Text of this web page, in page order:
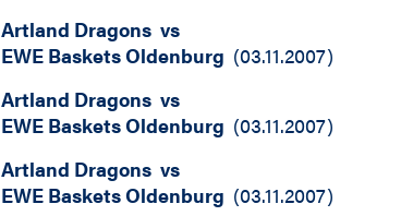
Artland Dragons vs
EWE Baskets Oldenburg (03.11.2007)
Artland Dragons vs
EWE Baskets Oldenburg (03.11.2007)
Artland Dragons vs
EWE Baskets Oldenburg (03.11.2007)